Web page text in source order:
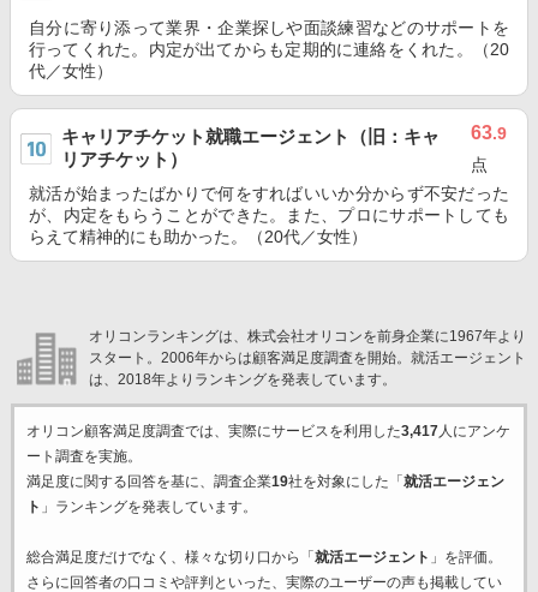
自分に寄り添って業界・企業探しや面談練習などのサポートを
行ってくれた。内定が出てからも定期的に連絡をくれた。（20
代／女性）
キャリアチケット就職エージェント（旧：キャ
リアチケット）
63.9
点
就活が始まったばかりで何をすればいいか分からず不安だった
が、内定をもらうことができた。また、プロにサポートしても
らえて精神的にも助かった。（20代／女性）
オリコンランキングは、株式会社オリコンを前身企業に1967年より
スタート。2006年からは顧客満足度調査を開始。就活エージェント
は、2018年よりランキングを発表しています。
オリコン顧客満足度調査では、実際にサービスを利用した3,417人にアンケ
ート調査を実施。
満足度に関する回答を基に、調査企業19社を対象にした「 就活エージェン
ト 」ランキングを発表しています。
総合満足度だけでなく、様々な切り口から「 就活エージェント 」を評価。
さらに回答者の口コミや評判といった、実際のユーザーの声も掲載してい